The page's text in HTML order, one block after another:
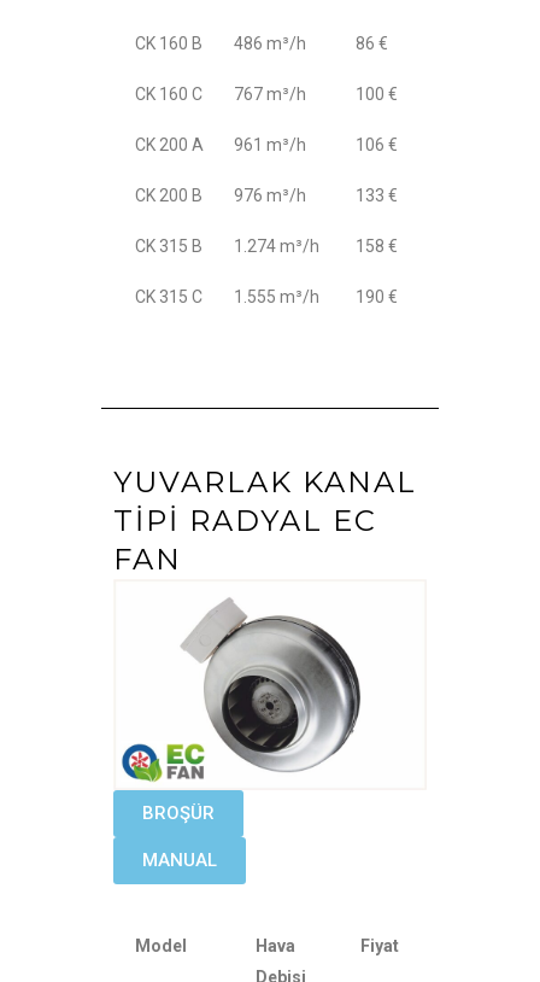
CK 160 B 486 m³/h 86 €
CK 160 C 767 m³/h 100 €
CK 200 A 961 m³/h 106 €
CK 200 B 976 m³/h 133 €
CK 315 B 1.274 m³/h 158 €
CK 315 C 1.555 m³/h 190 €
YUVARLAK KANAL
TIPI RADYAL EC
FAN
BROŞÜR
MANUAL
Model
Hava
Debisi
Fiyat